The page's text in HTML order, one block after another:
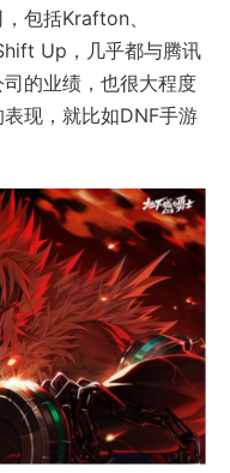
包括Krafton、
Up，几乎都与腾讯
的业绩，也很大程度
现，就比如DNF手游